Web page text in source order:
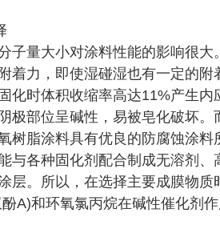
子量大小对涂料性能的影响很
着力，即使湿碰湿也有一定的附
化时体积收缩率高达11%产生
极部位呈碱性，易被皂化破坏
树脂涂料具有优良的防腐蚀涂
与各种固化剂配合制成无溶剂
层。所以，在选择主要成膜物
A)和环氧氯丙烷在碱性催化剂